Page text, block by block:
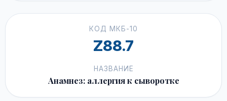
КОД МКБ-10
Z88.7
НАЗВАНИЕ
Анамнез: аллергия к сыворотке